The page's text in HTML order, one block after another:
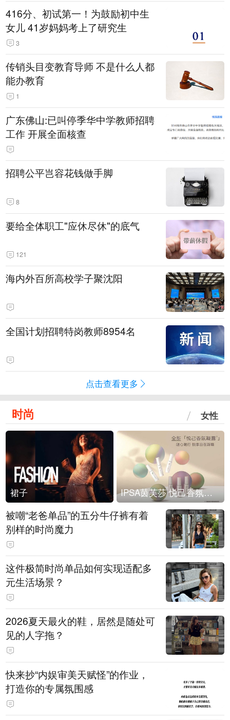
416分、初试第一！为鼓励初中生
女儿 41岁妈妈考上了研究生
3
传销头目变教育导师 不是什么人都
能办教育
1
广东佛山:已叫停季华中学教师招聘
工作 开展全面核查
招聘公平岂容花钱做手脚
8
要给全体职工"应休尽休"的底气
121
海内外百所高校学子聚沈阳
全国计划招聘特岗教师8954名
点击查看更多
时尚 女性
裙子 IPSA茵芙莎 悦己香氛凝露上市
被嘲“老爸单品”的五分牛仔裤有着
别样的时尚魔力
这件极简时尚单品如何实现适配多
元生活场景？
2026夏天最火的鞋，居然是随处可
见的人字拖？
快来抄“内娱审美天赋怪”的作业，
打造你的专属氛围感